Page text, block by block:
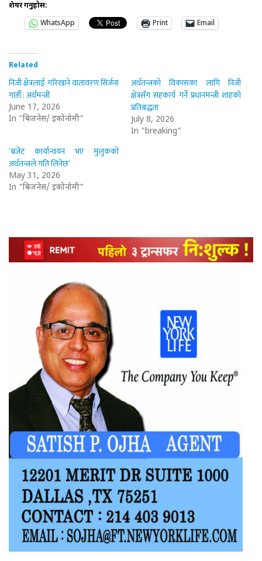
शेयर गर्नुहोस:
WhatsApp
Print Email
Related
निजी क्षेत्रलाई गरिखाने वातावरण सिर्जना
गर्छौं : अर्थमन्त्री
June 17, 2026
In "बिजनेस/ इकोनोमी"
अर्थतन्त्रको विकासका लागि निजी
क्षेत्रसँग सहकार्य गर्ने प्रधानमन्त्री शाहको
प्रतिबद्धता
July 8, 2026
In "breaking"
‘बजेट कार्यान्वयन भए मुलुकको
अर्थतन्त्रले गति लिनेछ’
May 31, 2026
In "बिजनेस/ इकोनोमी"